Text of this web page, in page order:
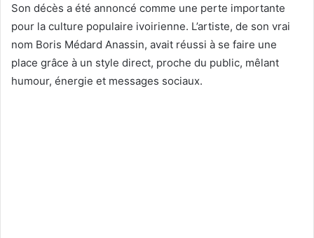
Son décès a été annoncé comme une perte importante
pour la culture populaire ivoirienne. L’artiste, de son vrai
nom Boris Médard Anassin, avait réussi à se faire une
place grâce à un style direct, proche du public, mêlant
humour, énergie et messages sociaux.